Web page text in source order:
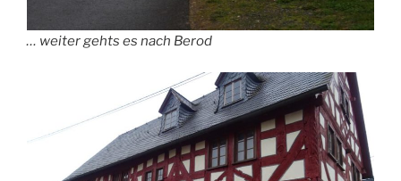
… weiter gehts es nach Berod